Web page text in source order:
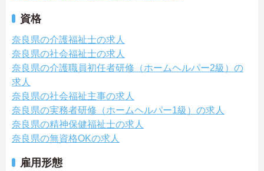
資格
奈良県の介護福祉士の求人
奈良県の社会福祉士の求人
奈良県の介護職員初任者研修（ホームヘルパー2級）の
求人
奈良県の社会福祉主事の求人
奈良県の実務者研修（ホームヘルパー1級）の求人
奈良県の精神保健福祉士の求人
奈良県の無資格OKの求人
雇用形態